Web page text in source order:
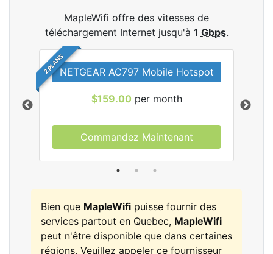
MapleWifi offre des vitesses de
téléchargement Internet jusqu'à 1 Gbps.
2 PLANSNETGEAR AC797 Mobile Hotspot
$159.00 per month
Commandez Maintenant
Bien que MapleWifi puisse fournir des
services partout en Quebec, MapleWifi
peut n'être disponible que dans certaines
régions. Veuillez appeler ce fournisseur